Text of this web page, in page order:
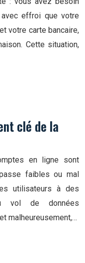
effroi que votre
votre carte bancaire,
Cette situation,
clé de la
en ligne sont
faibles ou mal
utilisateurs à des
vol de données
malheureusement,…